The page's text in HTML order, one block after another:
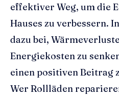
effektiver Weg, um die
Hauses zu verbessern.
dazu bei,
Energiekosten zu
einen positiven Beitrag
Wer Rollläden